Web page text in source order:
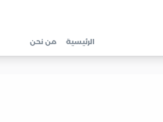
الرئيسية من نحن